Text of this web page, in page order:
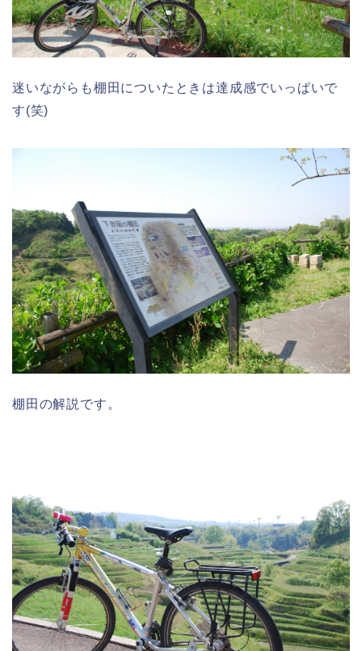
迷いながらも棚田についたときは達成感でいっぱいで
す(笑)
棚田の解説です。